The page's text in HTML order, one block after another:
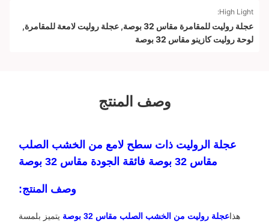
High Light:
عجلة روليت للمقامرة مقاس 32 بوصة , عجلة روليت لامعة للمقامرة,
لوحة روليت كازينو مقاس 32 بوصة
وصف المنتج
عجلة الروليت ذات سطح لامع من الخشب الصلب
مقاس 32 بوصة فائقة الجودة مقاس 32 بوصة
وصف المنتج:
هذاعجلة روليت من الخشب الصلب مقاس 32 بوصة يتميز بلمسة